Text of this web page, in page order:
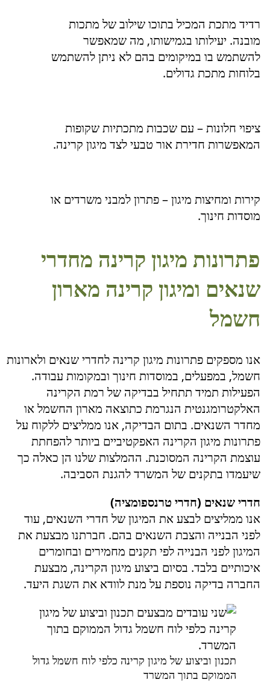
רדיד מתכת המכיל בתוכו שילוב של מתכות
מובנה. יעילותו בגמישותו, מה שמאפשר
להשתמש בו במיקומים בהם לא ניתן להשתמש
בלוחות מתכת גדולים.
ציפוי חלונות – עם שכבות מתכתיות שקופות
המאפשרות חדירת אור טבעי לצד מיגון קרינה.
קירות ומחיצות מיגון – פתרון למבני משרדים או
מוסדות חינוך.
פתרונות מיגון קרינה מחדרי
שנאים ומיגון קרינה מארון
חשמל
אנו מספקים פתרונות מיגון קרינה לחדרי שנאים ולארונות
חשמל, במפעלים, במוסדות חינוך ובמקומות עבודה.
הפעילות תמיד תתחיל בבדיקה של רמת הקרינה
האלקטרומגנטית הנגרמת כתוצאה מארון החשמל או
מחדר השנאים. בתום הבדיקה, אנו ממליצים ללקוח על
פתרונות מיגון הקרינה האפקטיביים ביותר להפחתת
עוצמת הקרינה המסוכנת. ההמלצות שלנו הן כאלה כך
שיעמדו בתקנים של המשרד להגנת הסביבה.
חדרי שנאים (חדרי טרנספומציה)
אנו ממליצים לבצע את המיגון של חדרי השנאים, עוד
לפני הבנייה והצבת השנאים בהם. חברתנו מבצעת את
המיגון לפני הבנייה לפי תקנים מחמירים ובחומרים
איכותיים בלבד. בסיום ביצוע מיגון הקרינה, מבצעת
החברה בדיקה נוספת על מנת לוודא את השגת היעד.
תכנון וביצוע של מיגון קרינה כלפי לוח חשמל גדול
הממוקם בתוך המשרד